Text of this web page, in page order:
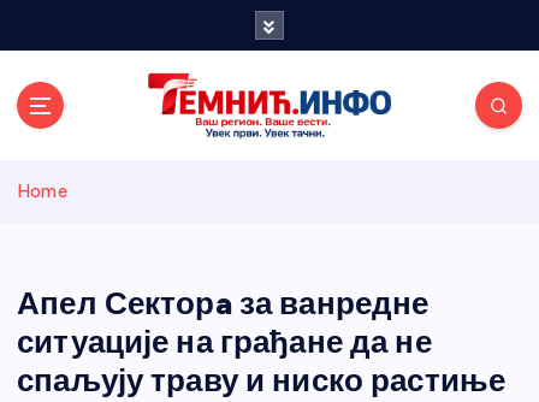
и портал
Home
Апел Секторa за ванредне
ситуације на грађане да не
спаљују траву и ниско растиње